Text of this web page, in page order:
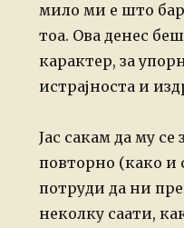
мило ми е што
тоа. Ова денес
карактер, за
истрајноста и
Јас сакам да му
повторно (како и
потруди да ни
неколку саати,